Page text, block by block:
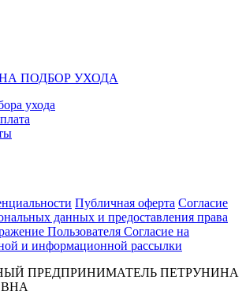
НА ПОДБОР УХОДА
ухода
Публичная оферта Согласие
данных и предоставления права
Пользователя Согласие на
и информационной рассылки
ПРЕДПРИНИМАТЕЛЬ ПЕТРУНИНА